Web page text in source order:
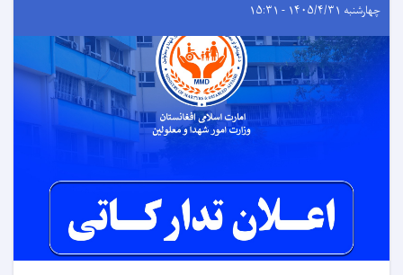
چهارشنبه ۱۴۰۵/۴/۳۱ - ۱۵:۳۱